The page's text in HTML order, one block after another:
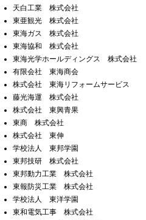
天白工業 株式会社
東亜観光 株式会社
東海ガス 株式会社
東海協和 株式会社
東海光学ホールディングス 株式会社
有限会社 東海商会
株式会社 東海リフォームサービス
藤光海運 株式会社
株式会社 東興青果
東商 株式会社
株式会社 東伸
学校法人 東邦学園
東邦技研 株式会社
東邦動力工業 株式会社
東報防災工業 株式会社
学校法人 東洋学園
東和電気工事 株式会社